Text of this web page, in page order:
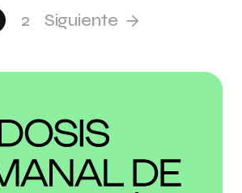
2 Siguiente